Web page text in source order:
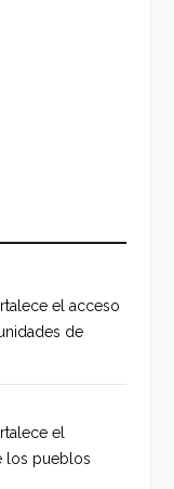
el acceso
de
el
los pueblos